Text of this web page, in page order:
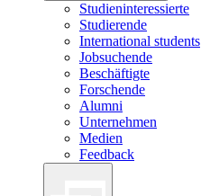
Studieninteressierte
Studierende
International students
Jobsuchende
Beschäftigte
Forschende
Alumni
Unternehmen
Medien
Feedback